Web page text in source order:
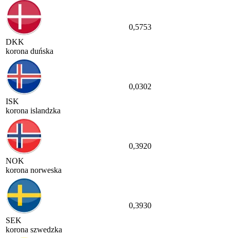
DKK
korona duńska
0,5753
ISK
korona islandzka
0,0302
NOK
korona norweska
0,3920
SEK
korona szwedzka
0,3930